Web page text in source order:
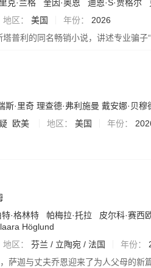
克·兰格 奎因·奥恩 迪恩·S·贾格尔
地区： 美国 年份：
2026
塔普利的同名畅销小说，讲述专业骗
斯·里奇 理查德·弗利施曼 戴安娜·贝穆
欧美 地区： 美国 年份：
·格林特 帕梅拉·托拉 皮尔科·赛西
Höglund
地区： 芬兰 / 立陶宛 / 法国 年份：
萨迦与丈夫乔恩迎来了为人父母的